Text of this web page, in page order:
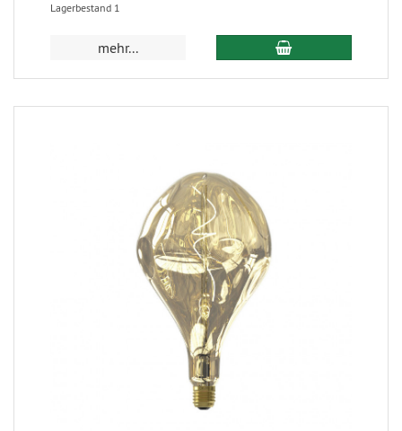
Lagerbestand 1
mehr...